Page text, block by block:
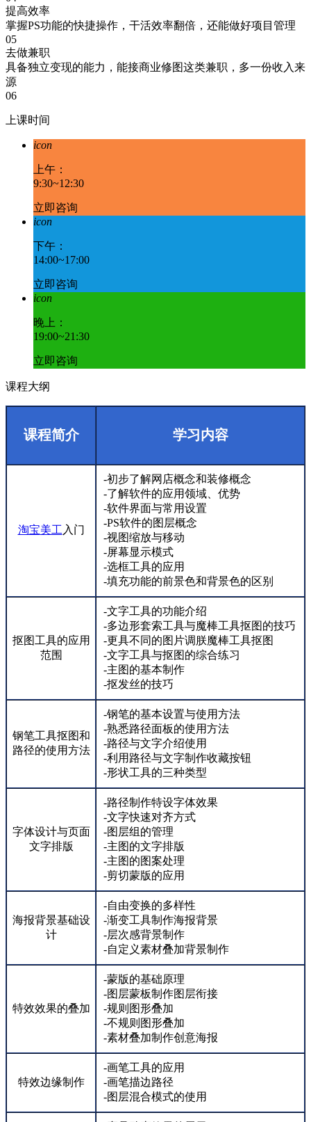
提高效率
掌握PS功能的快捷操作，干活效率翻倍，还能做好项目管理
05
去做兼职
具备独立变现的能力，能接商业修图这类兼职，多一份收入来
源
06
上课时间
icon
上午：
9:30~12:30
立即咨询
icon
下午：
14:00~17:00
立即咨询
icon
晚上：
19:00~21:30
立即咨询
课程大纲
课程简介 学习内容
淘宝美工 入门
-初步了解网店概念和装修概念
-了解软件的应用领域、优势
-软件界面与常用设置
-PS软件的图层概念
-视图缩放与移动
-屏幕显示模式
-选框工具的应用
-填充功能的前景色和背景色的区别
抠图工具的应用
范围
-文字工具的功能介绍
-多边形套索工具与魔棒工具抠图的技巧
-更具不同的图片调朕魔棒工具抠图
-文字工具与抠图的综合练习
-主图的基本制作
-抠发丝的技巧
钢笔工具抠图和
路径的使用方法
-钢笔的基本设置与使用方法
-熟悉路径面板的使用方法
-路径与文字介绍使用
-利用路径与文字制作收藏按钮
-形状工具的三种类型
字体设计与页面
文字排版
-路径制作特设字体效果
-文字快速对齐方式
-图层组的管理
-主图的文字排版
-主图的图案处理
-剪切蒙版的应用
海报背景基础设
计
-自由变换的多样性
-渐变工具制作海报背景
-层次感背景制作
-自定义素材叠加背景制作
特效效果的叠加
-蒙版的基础原理
-图层蒙板制作图层衔接
-规则图形叠加
-不规则图形叠加
-素材叠加制作创意海报
特效边缘制作
-画笔工具的应用
-画笔描边路径
-图层混合模式的使用